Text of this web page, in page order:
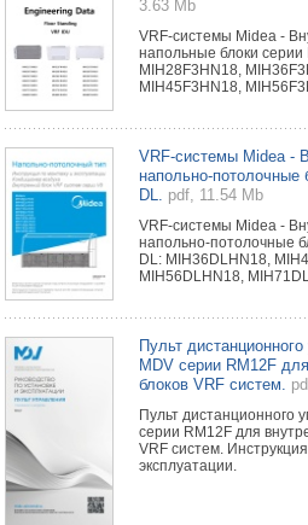
3.63 Mb
VRF-системы Midea -
напольные блоки серии
MIH28F3HN18,
MIH45F3HN18,
VRF-системы Midea -
напольно-потолочные
DL.
pdf, 11.54 Mb
VRF-системы Midea -
напольно-потолочные
DL: MIH36DLHN18,
MIH56DLHN18,
Пульт
MDV серии RM12F
блоков VRF систем.
Пульт дистанционного
серии RM12F для
VRF систем.
эксплуатации.